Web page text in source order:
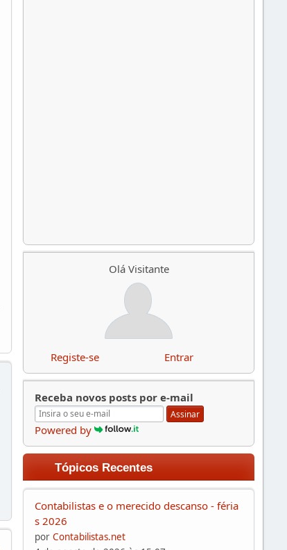
Olá Visitante
Registe-se Entrar
Receba novos posts por e-mail
Assinar
Powered by
Tópicos Recentes
Contabilistas e o merecido descanso - féria
s 2026
porContabilistas.net